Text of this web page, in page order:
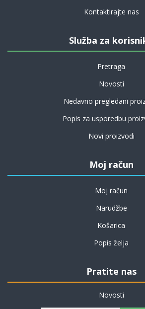
Kontaktirajte nas
Služba za
Pretraga
Novosti
Nedavno pregledani
Popis za usporedbu
Novi proizvodi
Moj račun
Moj račun
Narudžbe
Košarica
Popis želja
Pratite nas
Novosti